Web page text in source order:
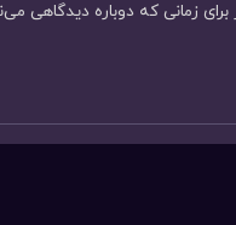
زمانی که دوباره دیدگاهی